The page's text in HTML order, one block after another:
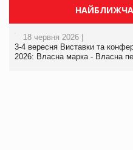
НАЙБЛИЖЧА
18 червня 2026 |
3-4 вересня Виставки та
2026: Власна марка - Власна